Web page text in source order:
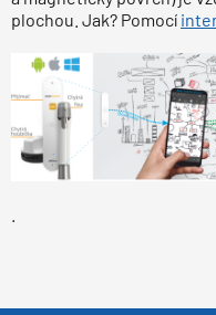
plochou. Jak? Pomocí